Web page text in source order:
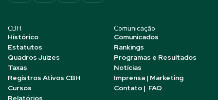
CBH
Histórico
Estatutos
Quadros Juízes
Taxas
Registros Ativos CBH
Cursos
Relatórios
Comunicação
Comunicados
Rankings
Programas e Resultados
Notícias
Imprensa | Marketing
Contato | FAQ